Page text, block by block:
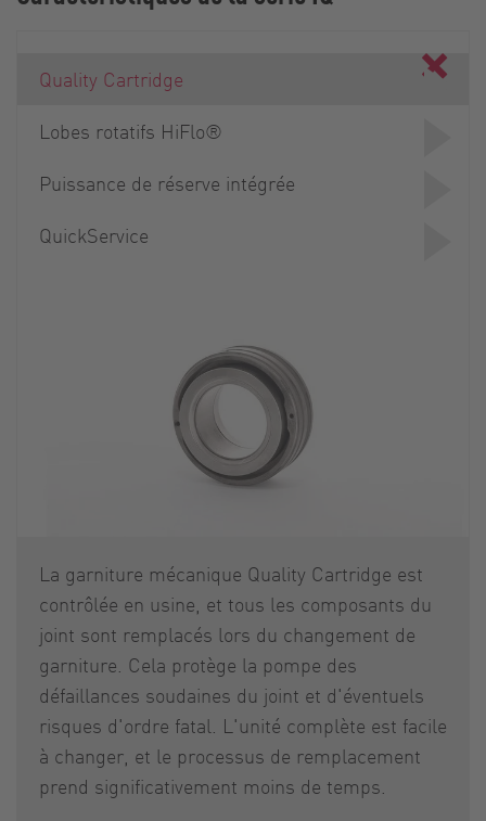
Quality Cartridge
Lobes rotatifs HiFlo®
Puissance de réserve intégrée
QuickService
La garniture mécanique Quality Cartridge est
contrôlée en usine, et tous les composants du
joint sont remplacés lors du changement de
garniture. Cela protège la pompe des
défaillances soudaines du joint et d'éventuels
risques d'ordre fatal. L'unité complète est facile
à changer, et le processus de remplacement
prend significativement moins de temps.